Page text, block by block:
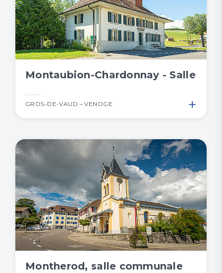
Montaubion-Chardonnay - Salle
GROS-DE-VAUD – VENOGE +
Montherod, salle communale